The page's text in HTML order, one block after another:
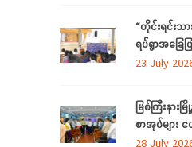
“တိုင်းရင်းသ
ရပ်ရွာအခြေ
ပညာ လိုအပ်ချ
23 July
မြစ်ကြီးနား
စာအုပ်များ
28 July